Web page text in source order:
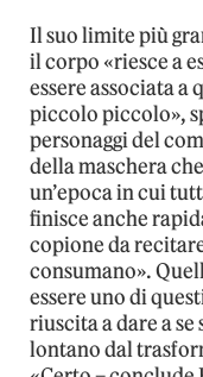
Il suo limite più
il corpo «riesce a
essere associata
piccolo piccolo»,
personaggi del
della maschera
un’epoca in cui
finisce anche
copione da
consumano».
essere uno di
riuscita a dare a
lontano dal